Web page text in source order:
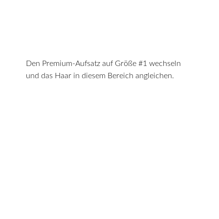
Den Premium-Aufsatz auf Größe #1 wechseln
und das Haar in diesem Bereich angleichen.